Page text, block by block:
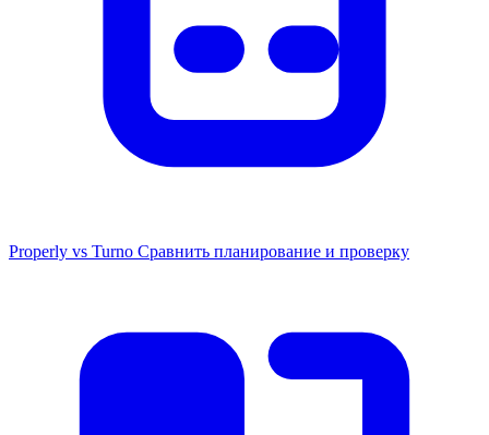
Properly vs Turno Сравнить планирование и проверку